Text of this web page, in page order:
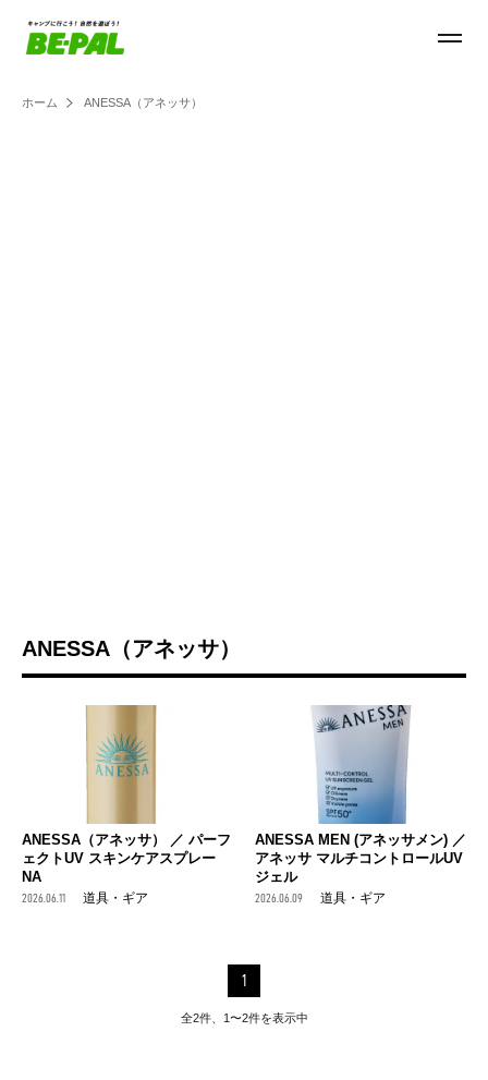
ホーム ANESSA（アネッサ）
ANESSA（アネッサ）
ANESSA（アネッサ） ／ パーフ
ェクトUV スキンケアスプレー
NA
2026.06.11 道具・ギア
ANESSA MEN (アネッサメン) ／
アネッサ マルチコントロールUV
ジェル
2026.06.09 道具・ギア
1
全2件、1〜2件を表示中